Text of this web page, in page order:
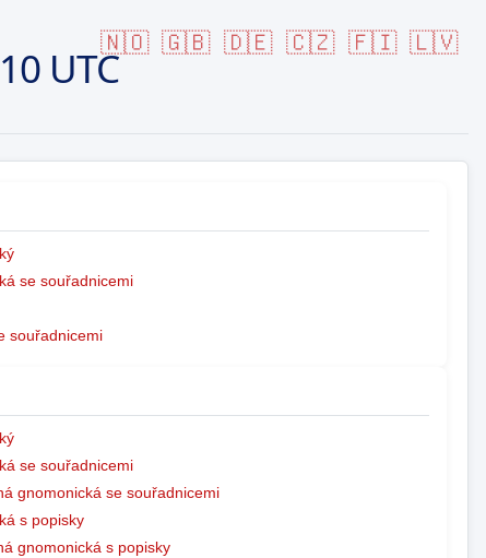
🇳🇴 🇬🇧 🇩🇪 🇨🇿 🇫🇮 🇱🇻
UTC
se souřadnicemi
souřadnicemi
se souřadnicemi
gnomonická se souřadnicemi
s popisky
gnomonická s popisky